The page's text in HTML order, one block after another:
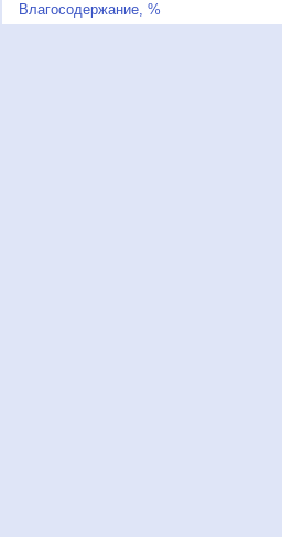
Влагосодержание, %